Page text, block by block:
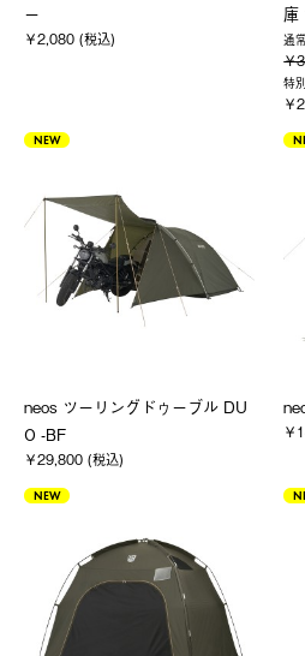
ー
￥2,080 (税込) 通
￥
特
￥
NEW
neos ツーリングドゥーブル DU
O -BF
￥29,800 (税込)
￥
NEW